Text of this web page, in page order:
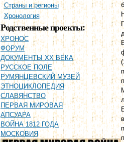
Страны и регионы
Хронология
Родственные проекты:
ХРОНОС
ФОРУМ
ДОКУМЕНТЫ XX ВЕКА
РУССКОЕ ПОЛЕ
РУМЯНЦЕВСКИЙ МУЗЕЙ
ЭТНОЦИКЛОПЕДИЯ
СЛАВЯНСТВО
ПЕРВАЯ МИРОВАЯ
АПСУАРА
ВОЙНА 1812 ГОДА
МОСКОВИЯ